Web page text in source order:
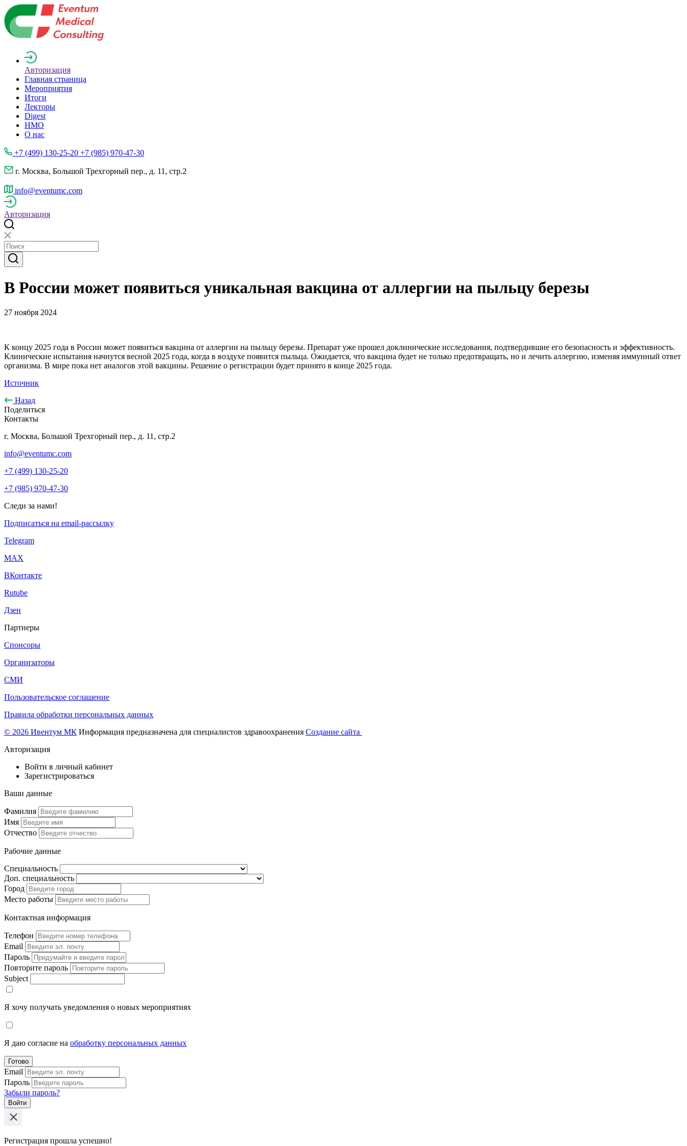
Авторизация
Главная страница
Мероприятия
Итоги
Лекторы
Digest
НМО
О нас
+7 (499) 130-25-20 +7 (985) 970-47-30
г. Москва, Большой Трехгорный пер., д. 11, стр.2
info@eventumc.com
Авторизация
В России может появиться уникальная вакцина от аллергии на пыльцу березы
27 ноября 2024
К концу 2025 года в России может появиться вакцина от аллергии на пыльцу березы. Препарат уже прошел доклинические исследования, подтвердившие его безопасность и эффективность.
Клинические испытания начнутся весной 2025 года, когда в воздухе появится пыльца. Ожидается, что вакцина будет не только предотвращать, но и лечить аллергию, изменяя иммунный ответ
организма. В мире пока нет аналогов этой вакцины. Решение о регистрации будет принято в конце 2025 года.
Источник
Назад
Поделиться
Контакты
г. Москва, Большой Трехгорный пер., д. 11, стр.2
info@eventumc.com
+7 (499) 130-25-20
+7 (985) 970-47-30
Следи за нами!
Подписаться на email-рассылку
Telegram
МАХ
ВКонтакте
Rutube
Дзен
Партнеры
Спонсоры
Организаторы
СМИ
Пользовательское соглашение
Правила обработки персональных данных
© 2026 Ивентум МК Информация предназначена для специалистов здравоохранения Создание сайта
Авторизация
Войти в личный кабинет
Зарегистрироваться
Ваши данные
Фамилия
Имя
Отчество
Рабочие данные
Специальность
Доп. специальность
Город
Место работы
Контактная информация
Телефон
Email
Пароль
Повторите пароль
Subject
Я хочу получать уведомления о новых мероприятиях
Я даю согласие на обработку персональных данных
Готово
Email
Пароль
Забыли пароль?
Войти
Регистрация прошла успешно!